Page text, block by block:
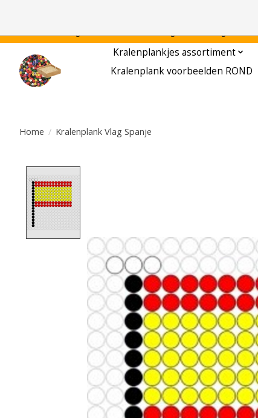
Kralenplankjes assortiment
Kralenplank voorbeelden ROND
Home / Kralenplank Vlag Spanje